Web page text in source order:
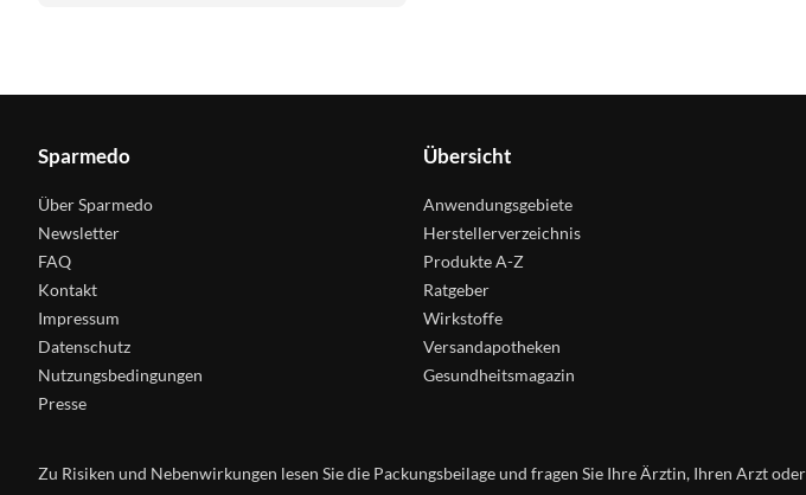
Sparmedo
Über Sparmedo
Newsletter
FAQ
Kontakt
Impressum
Datenschutz
Nutzungsbedingungen
Presse
Übersicht
Anwendungsgebiete
Herstellerverzeichnis
Produkte A-Z
Ratgeber
Wirkstoffe
Versandapotheken
Gesundheitsmagazin
Zu Risiken und Nebenwirkungen lesen Sie die Packungsbeilage und fragen Sie Ihre Ärztin, Ihren Arzt